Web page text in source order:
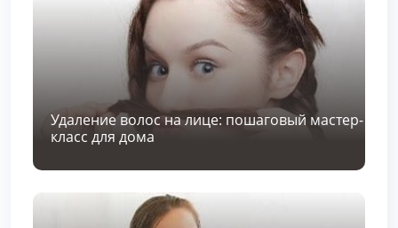
Удаление волос на лице: пошаговый мастер-
класс для дома